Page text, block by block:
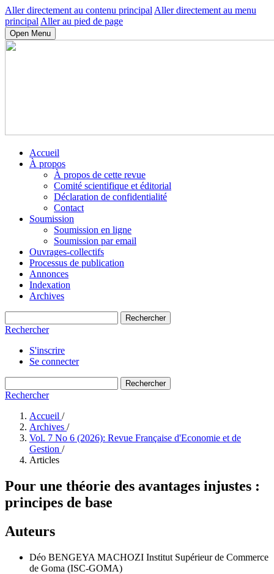
Aller directement au contenu principal Aller directement au menu
principal Aller au pied de page
Open Menu
Accueil
À propos
À propos de cette revue
Comité scientifique et éditorial
Déclaration de confidentialité
Contact
Soumission
Soumission en ligne
Soumission par email
Ouvrages-collectifs
Processus de publication
Annonces
Indexation
Archives
Rechercher
Rechercher
S'inscrire
Se connecter
Rechercher
Rechercher
Accueil /
Archives /
Vol. 7 No 6 (2026): Revue Française d'Economie et de
Gestion /
Articles
Pour une théorie des avantages injustes :
principes de base
Auteurs
Déo BENGEYA MACHOZI Institut Supérieur de Commerce
de Goma (ISC-GOMA)